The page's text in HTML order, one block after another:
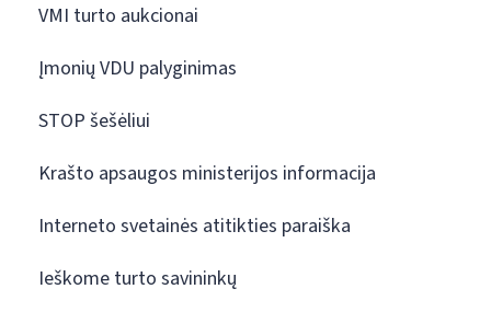
VMI turto aukcionai
Įmonių VDU palyginimas
STOP šešėliui
Krašto apsaugos ministerijos informacija
Interneto svetainės atitikties paraiška
Ieškome turto savininkų